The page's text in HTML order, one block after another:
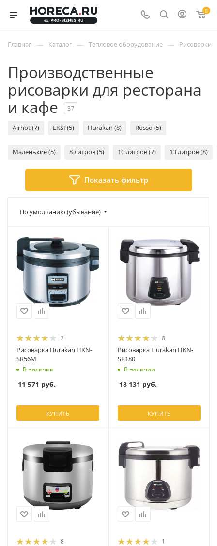
0
Главная — Каталог — Тепловое оборудование — Рисоварки
Производственные
рисоварки для ресторана
и кафе
37
Airhot (7) EKSI (5) Hurakan (8) Rosso (5)
Маленькие (5) 8 литров (5) 10 литров (7) 13 литров (8)
Показать фильтр
По умолчанию (убывание)
2
Рисоварка Hurakan HKN-
SR56M
В наличии
11 571 руб.
КУПИТЬ
8
Рисоварка Hurakan HKN-
SR180
В наличии
18 131 руб.
КУПИТЬ
8 1